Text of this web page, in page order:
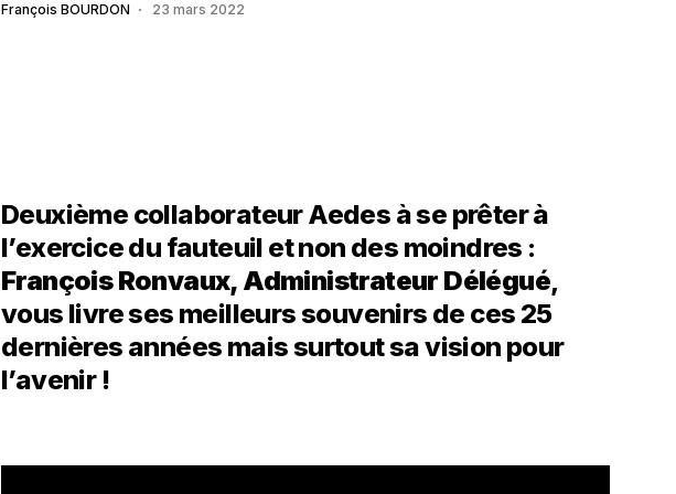
François BOURDON 23 mars 2022
Deuxième collaborateur Aedes à se prêter à
l’exercice du fauteuil et non des moindres :
François Ronvaux, Administrateur Délégué,
vous livre ses meilleurs souvenirs de ces 25
dernières années mais surtout sa vision pour
l’avenir !